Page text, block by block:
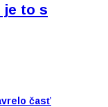
je to s
časť